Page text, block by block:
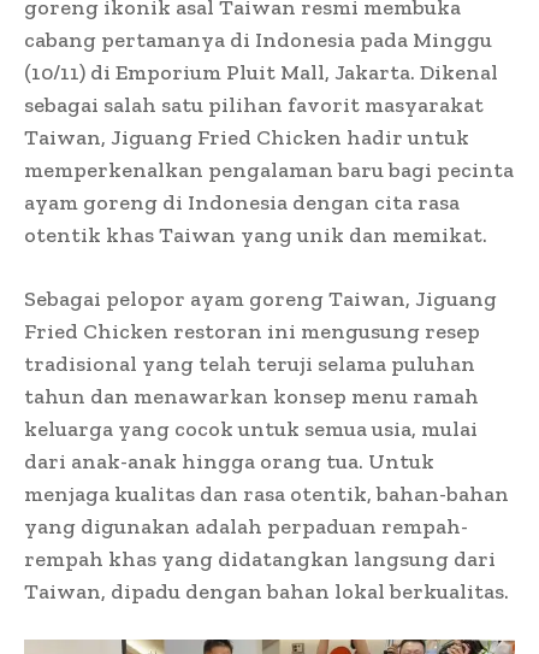
goreng ikonik asal Taiwan resmi membuka
cabang pertamanya di Indonesia pada Minggu
(10/11) di Emporium Pluit Mall, Jakarta. Dikenal
sebagai salah satu pilihan favorit masyarakat
Taiwan, Jiguang Fried Chicken hadir untuk
memperkenalkan pengalaman baru bagi pecinta
ayam goreng di Indonesia dengan cita rasa
otentik khas Taiwan yang unik dan memikat.
Sebagai pelopor ayam goreng Taiwan, Jiguang
Fried Chicken restoran ini mengusung resep
tradisional yang telah teruji selama puluhan
tahun dan menawarkan konsep menu ramah
keluarga yang cocok untuk semua usia, mulai
dari anak-anak hingga orang tua. Untuk
menjaga kualitas dan rasa otentik, bahan-bahan
yang digunakan adalah perpaduan rempah-
rempah khas yang didatangkan langsung dari
Taiwan, dipadu dengan bahan lokal berkualitas.